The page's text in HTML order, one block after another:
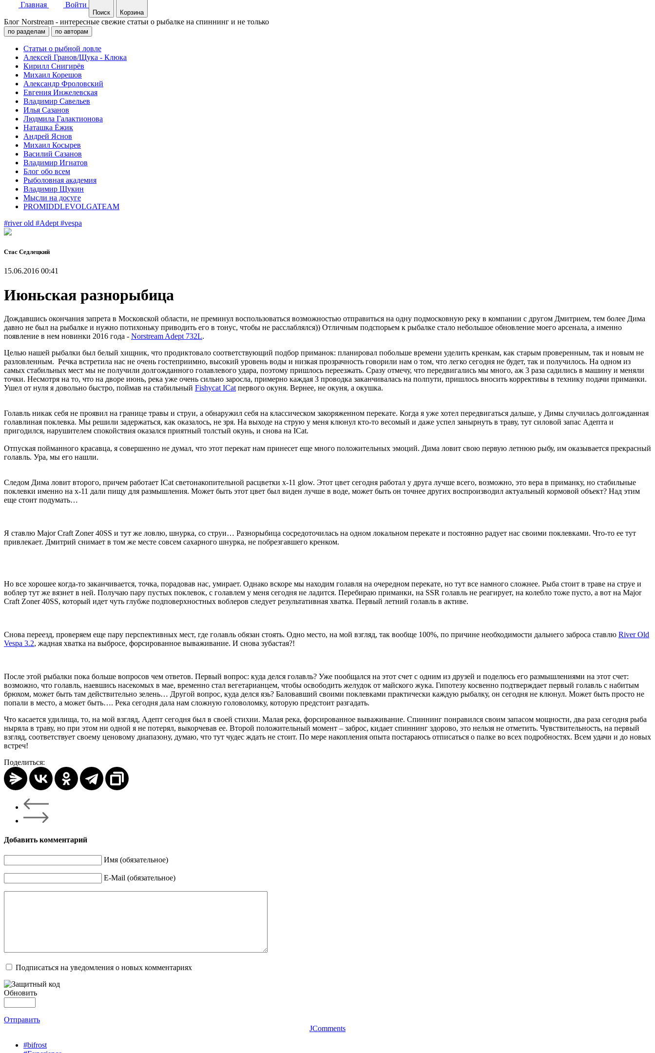
Главная Войти
Поиск Корзина
Блог Norstream - интересные свежие статьи о рыбалке на спиннинг и не только
по разделам по авторам
Статьи о рыбной ловле
Алексей Гранов/Щука - Клюка
Кирилл Снигирёв
Михаил Корешов
Александр Фроловский
Евгения Инжелевская
Владимир Савельев
Илья Сазанов
Людмила Галактионова
Наташка Ёжик
Андрей Яснов
Михаил Косырев
Василий Сазанов
Владимир Игнатов
Блог обо всем
Рыболовная академия
Владимир Щукин
Мысли на досуге
PROMIDDLEVOLGATEAM
#river old #Adept #vespa
Стас Седлецкий
15.06.2016 00:41
Июньская разнорыбица
Дождавшись окончания запрета в Московской области, не преминул воспользоваться возможностью отправиться на одну подмосковную реку в компании с другом Дмитрием, тем более Дима
давно не был на рыбалке и нужно потихоньку приводить его в тонус, чтобы не расслаблялся)) Отличным подспорьем к рыбалке стало небольшое обновление моего арсенала, а именно
появление в нем новинки 2016 года - Norstream Adept 732L.
Целью нашей рыбалки был белый хищник, что продиктовало соответствующий подбор приманок: планировал побольше времени уделить кренкам, как старым проверенным, так и новым не
разловленным. Речка встретила нас не очень гостеприимно, высокий уровень воды и низкая прозрачность говорили нам о том, что легко сегодня не будет, так и получилось. На одном из
самых стабильных мест мы не получили долгожданного голавлевого удара, поэтому пришлось переезжать. Сразу отмечу, что передвигались мы много, аж 3 раза садились в машину и меняли
точки. Несмотря на то, что на дворе июнь, река уже очень сильно заросла, примерно каждая 3 проводка заканчивалась на полпути, пришлось вносить коррективы в технику подачи приманки.
Ушел от нуля я довольно быстро, поймав на стабильный Fishycat ICat первого окуня. Вернее, не окуня, а окушка.
Голавль никак себя не проявил на границе травы и струи, а обнаружил себя на классическом закоряженном перекате. Когда я уже хотел передвигаться дальше, у Димы случилась долгожданная
голавлиная поклевка. Мы решили задержаться, как оказалось, не зря. На выходе на струю у меня клюнул кто-то весомый и даже успел занырнуть в траву, тут силовой запас Адепта и
пригодился, нарушителем спокойствия оказался приятный толстый окунь, и снова на ICat.
Отпуская пойманного красавца, я совершенно не думал, что этот перекат нам принесет еще много положительных эмоций. Дима ловит свою первую летнюю рыбу, им оказывается прекрасный
голавль. Ура, мы его нашли.
Следом Дима ловит второго, причем работает ICat светонакопительной расцветки x-11 glow. Этот цвет сегодня работал у друга лучше всего, возможно, это вера в приманку, но стабильные
поклевки именно на x-11 дали пищу для размышления. Может быть этот цвет был виден лучше в воде, может быть он точнее других воспроизводил актуальный кормовой объект? Над этим
еще стоит подумать…
Я ставлю Major Craft Zoner 40SS и тут же ловлю, шнурка, со струи… Разнорыбица сосредоточилась на одном локальном перекате и постоянно радует нас своими поклевками. Что-то ее тут
привлекает. Дмитрий снимает в том же месте совсем сахарного шнурка, не побрезгавшего кренком.
Но все хорошее когда-то заканчивается, точка, порадовав нас, умирает. Однако вскоре мы находим голавля на очередном перекате, но тут все намного сложнее. Рыба стоит в траве на струе и
воблер тут же вязнет в ней. Получаю пару пустых поклевок, с голавлем у меня сегодня не ладится. Перебираю приманки, на SSR голавль не реагирует, на колебло тоже пусто, а вот на Major
Craft Zoner 40SS, который идет чуть глубже подповерхностных воблеров следует результативная хватка. Первый летний голавль в активе.
Снова переезд, проверяем еще пару перспективных мест, где голавль обязан стоять. Одно место, на мой взгляд, так вообще 100%, по причине необходимости дальнего заброса ставлю River Old
Vespa 3.2, жадная хватка на выбросе, форсированное вываживание. И снова зубастая?!
После этой рыбалки пока больше вопросов чем ответов. Первый вопрос: куда делся голавль? Уже пообщался на этот счет с одним из друзей и поделюсь его размышлениями на этот счет:
возможно, что голавль, наевшись насекомых в мае, временно стал вегетарианцем, чтобы освободить желудок от майского жука. Гипотезу косвенно подтверждает первый голавль с набитым
брюхом, может быть там действительно зелень… Другой вопрос, куда делся язь? Баловавший своими поклевками практически каждую рыбалку, он сегодня не клюнул. Может быть просто не
попали в место, а может быть…. Река сегодня дала нам сложную головоломку, которую предстоит разгадать.
Что касается удилища, то, на мой взгляд, Адепт сегодня был в своей стихии. Малая река, форсированное вываживание. Спиннинг понравился своим запасом мощности, два раза сегодня рыба
ныряла в траву, но при этом ни одной я не потерял, выкорчевав ее. Второй положительный момент – заброс, кидает спиннинг здорово, это нельзя не отметить. Чувствительность, на первый
взгляд, соответствует своему ценовому диапазону, думаю, что тут чудес ждать не стоит. По мере накопления опыта постараюсь отписаться о палке во всех подробностях. Всем удачи и до новых
встреч!
Поделиться:
Добавить комментарий
Имя (обязательное)
E-Mail (обязательное)
Подписаться на уведомления о новых комментариях
Обновить
Отправить
JComments
#bifrost